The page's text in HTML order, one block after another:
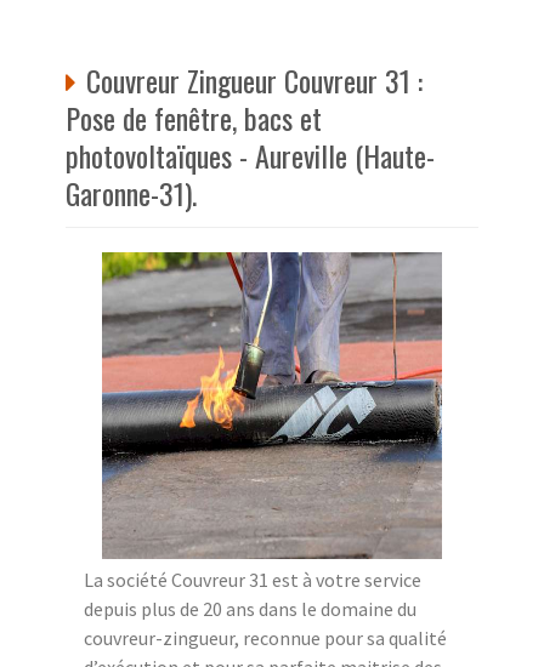
Couvreur Zingueur Couvreur 31 :
Pose de fenêtre, bacs et
photovoltaïques - Aureville (Haute-
Garonne-31).
La société Couvreur 31 est à votre service
depuis plus de 20 ans dans le domaine du
couvreur-zingueur, reconnue pour sa qualité